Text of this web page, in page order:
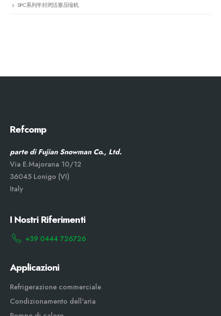
SPC系列半封闭活塞压缩机
Refcomp
parte di Fujian Snowman Co., Ltd.
Via E.Majorana 10/12
36045 Lonigo (VI)
Italy
I Nostri Riferimenti
+39 0444 726726
Applicazioni
Refrigerazione commerciale
Condizionamento dell'aria